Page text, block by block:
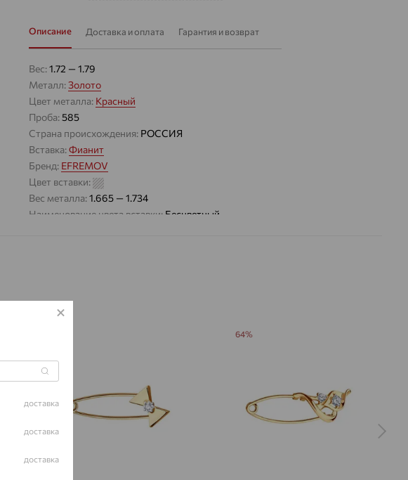
Описание Доставка и оплата Гарантия и возврат
Вес:1.72 — 1.79
Металл:Золото
Цвет металла: Красный
Проба:585
Страна происхождения: РОССИЯ
Вставка:Фианит
Бренд: EFREMOV
Цвет вставки:
Вес металла:1.665 — 1.734
Наименование цвета вставки: Бесцветный
динамику и мягкий блеск.
вписывается и в повседневные, и в более нарядные
сочетания.
64%
доставка
доставка
доставка